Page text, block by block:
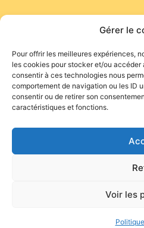
Gérer le
Pour offrir les meilleures expériences,
les cookies pour stocker et/ou
consentir à ces technologies nous
comportement de navigation ou les ID
consentir ou de retirer son
caractéristiques et fonctions.
Voir les
Site de